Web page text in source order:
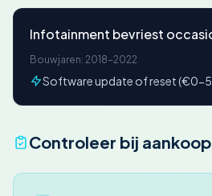
Infotainment bevriest
Bouwjaren: 2018-2022
Software update of reset (€0-
Controleer bij aankoop